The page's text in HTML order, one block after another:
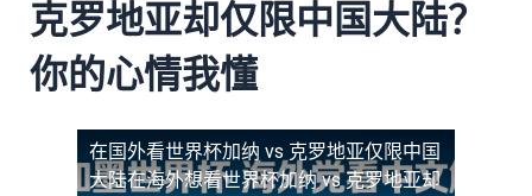
克罗地亚却仅限中国大陆？
你的心情我懂
在国外看世界杯加纳 vs 克罗地亚仅限中国
大陆在海外想看世界杯加纳 vs 克罗地亚却